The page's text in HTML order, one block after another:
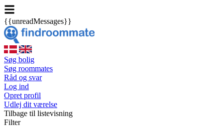
{{unreadMessages}}
Søg bolig
Søg roommates
Råd og svar
Log ind
Opret profil
Udlej dit værelse
Tilbage til listevisning
Filter